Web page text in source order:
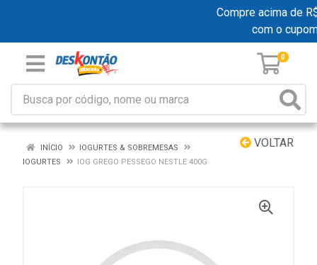
Compre acima de
com o
0
VOLTAR
INÍCIO
IOGURTES & SOBREMESAS
IOGURTES
IOG GREGO PESSEGO NESTLE 400G